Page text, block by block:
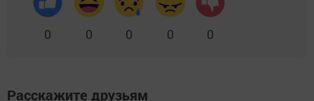
0 0 0 0 0
Расскажите друзьям